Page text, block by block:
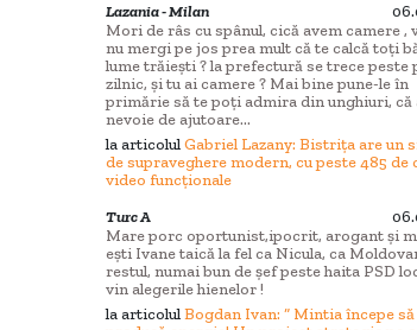
Lazania - Milan
Mori de râs cu spânul, cică avem camere ,
nu mergi pe jos prea mult că te calcă toți
lume trăiești ? la prefectură se trece peste
zilnic, și tu ai camere ? Mai bine pune-le în
primărie să te poți admira din unghiuri, că
nevoie de ajutoare...
la articolulGabriel Lazany: Bistrița are un
de supraveghere modern, cu peste 485 de
video funcționale
Turc A
Mare porc oportunist,ipocrit, arogant și
ești Ivane taică la fel ca Nicula, ca
restul, numai bun de șef peste haita PSD
vin alegerile hienelor !
la articolulBogdan Ivan: “ Mintia începe să